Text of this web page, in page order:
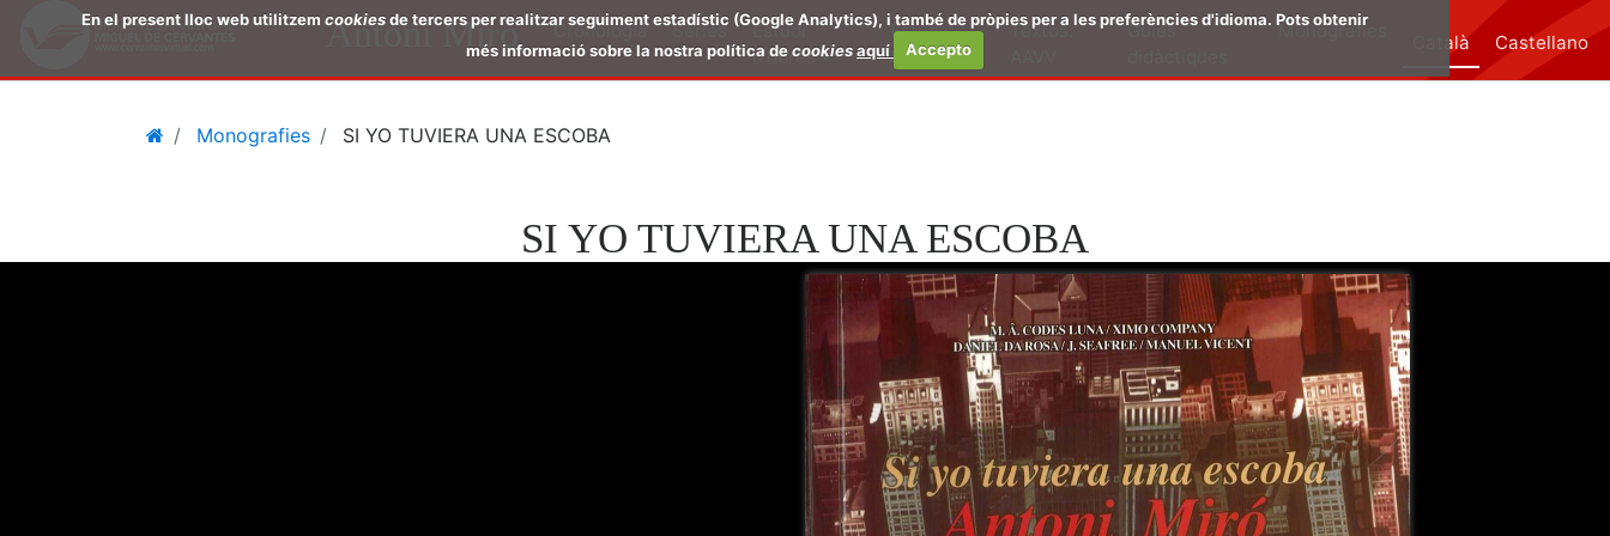
En el present lloc web utilitzem cookiesde tercers per realitzar seguiment estadístic (Google Analytics), i també de pròpies per a les preferències d'idioma. Pots obtenir
més informació sobre la nostra política decookiesaquí Accepto
Antoni Miró Cronologia Sèries
Estudi
d'obres
Estudis
breus
Textos:
Guies
Monografies
Català Castellano
HomeMonografies SI YO TUVIERA UNA ESCOBA
SI YO TUVIERA UNA ESCOBA